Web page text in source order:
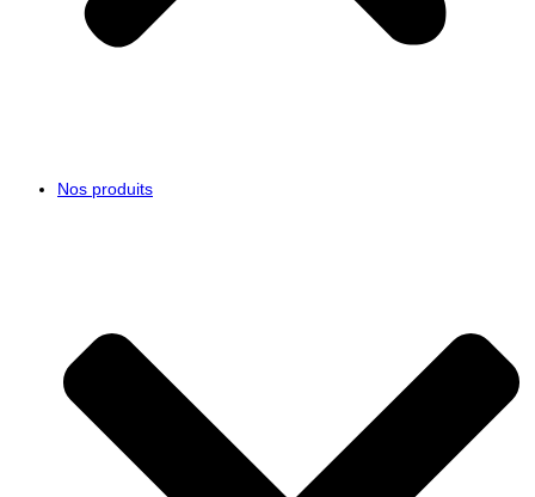
Nos produits